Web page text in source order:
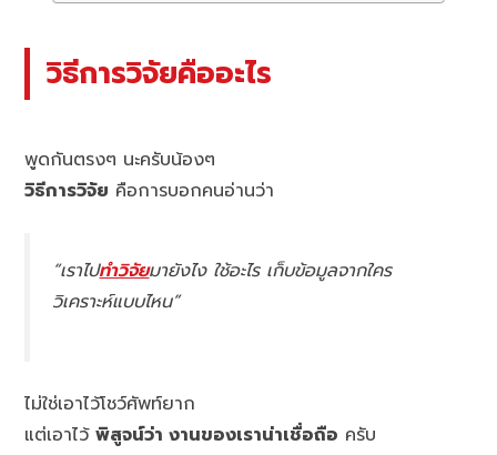
วิธีการวิจัยคืออะไร
พูดกันตรงๆ นะครับน้องๆ
วิธีการวิจัย คือการบอกคนอ่านว่า
“เราไปทำวิจัยมายังไง ใช้อะไร เก็บข้อมูลจากใคร
วิเคราะห์แบบไหน”
ไม่ใช่เอาไว้โชว์ศัพท์ยาก
แต่เอาไว้พิสูจน์ว่า งานของเราน่าเชื่อถือ ครับ